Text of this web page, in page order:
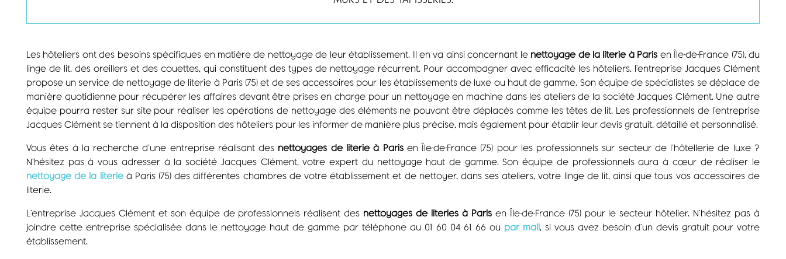
Les hôteliers ont des besoins spécifiques en matière de nettoyage de leur établissement. Il en va ainsi concernant lenettoyage de la literie à Paris en Île-de-France (75), du
linge de lit, des oreillers et des couettes, qui constituent des types de nettoyage récurrent. Pour accompagner avec efficacité les hôteliers, l’entreprise Jacques Clément
propose un service de nettoyage de literie à Paris (75) et de ses accessoires pour les établissements de luxe ou haut de gamme. Son équipe de spécialistes se déplace de
manière quotidienne pour récupérer les affaires devant être prises en charge pour un nettoyage en machine dans les ateliers de la société Jacques Clément. Une autre
équipe pourra rester sur site pour réaliser les opérations de nettoyage des éléments ne pouvant être déplacés comme les têtes de lit. Les professionnels de l’entreprise
Jacques Clément se tiennent à la disposition des hôteliers pour les informer de manière plus précise, mais également pour établir leur devis gratuit, détaillé et personnalisé.
Vous êtes à la recherche d’une entreprise réalisant des nettoyages de literie à Paris en Île-de-France (75) pour les professionnels sur secteur de l’hôtellerie de luxe ?
N’hésitez pas à vous adresser à la société Jacques Clément, votre expert du nettoyage haut de gamme. Son équipe de professionnels aura à cœur de réaliser le
nettoyage de la literie à Paris (75) des différentes chambres de votre établissement et de nettoyer, dans ses ateliers, votre linge de lit, ainsi que tous vos accessoires de
literie.
L’entreprise Jacques Clément et son équipe de professionnels réalisent des nettoyages de literies à Parisen Île-de-France (75) pour le secteur hôtelier. N’hésitez pas à
joindre cette entreprise spécialisée dans le nettoyage haut de gamme par téléphone au 01 60 04 61 66 ou par mail, si vous avez besoin d’un devis gratuit pour votre
établissement.